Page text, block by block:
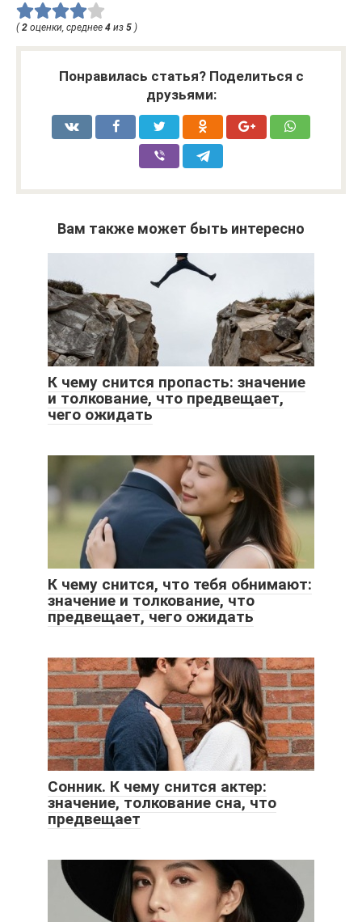
( 2 оценки, среднее 4 из 5 )
Понравилась статья? Поделиться с
друзьями:
Вам также может быть интересно
К чему снится пропасть: значение
и толкование, что предвещает,
чего ожидать
К чему снится, что тебя обнимают:
значение и толкование, что
предвещает, чего ожидать
Сонник. К чему снится актер:
значение, толкование сна, что
предвещает